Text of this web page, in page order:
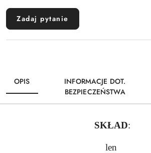
Zadaj pytanie
OPIS
INFORMACJE DOT.
BEZPIECZEŃSTWA
SKŁAD:
len